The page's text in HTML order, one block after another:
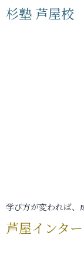
杉塾 芦屋校
学び方が変われば、
芦屋インタ